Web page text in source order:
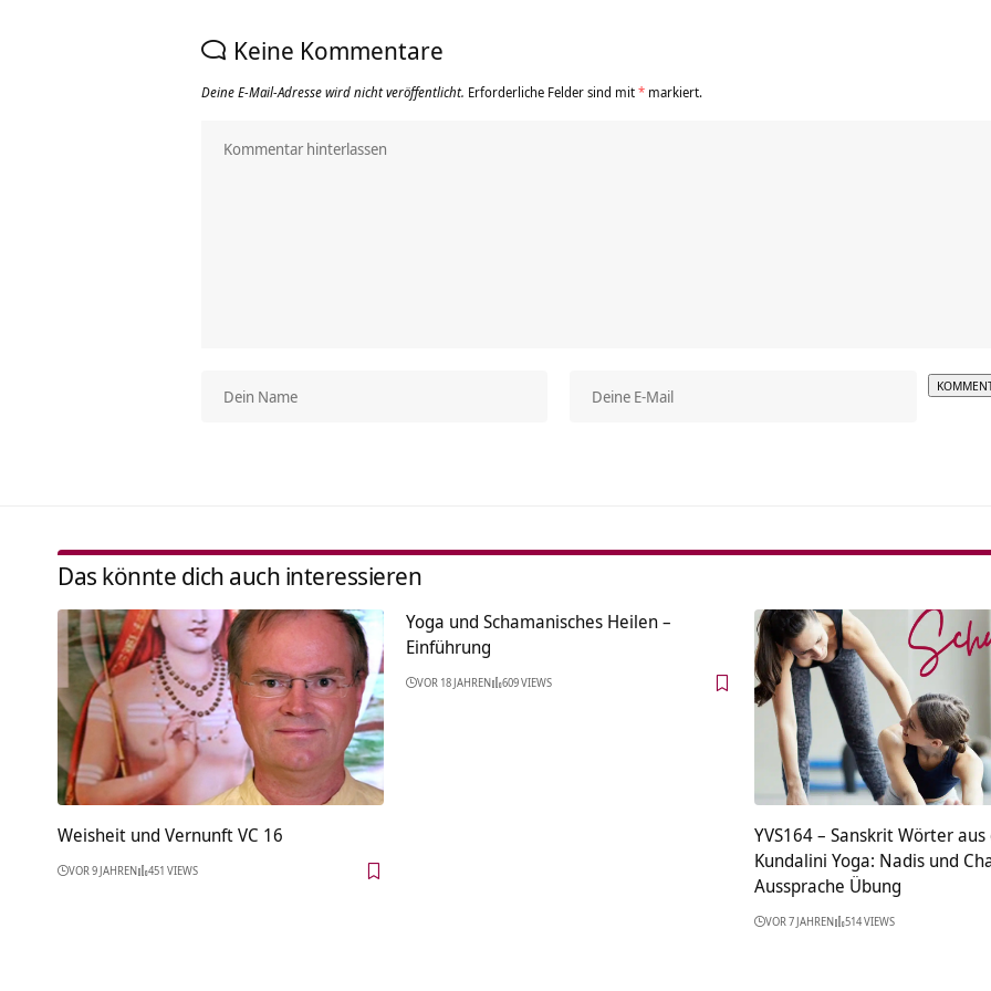
Keine Kommentare
Deine E-Mail-Adresse wird nicht veröffentlicht. Erforderliche Felder sind mit* markiert.
Das könnte dich auch interessieren
Weisheit und Vernunft VC 16
VOR 9 JAHREN 451 VIEWS
Yoga und Schamanisches Heilen –
Einführung
VOR 18 JAHREN 609 VIEWS
YVS164 – Sanskrit Wörter aus
Kundalini Yoga: Nadis und
Aussprache Übung
VOR 7 JAHREN 514 VIEWS